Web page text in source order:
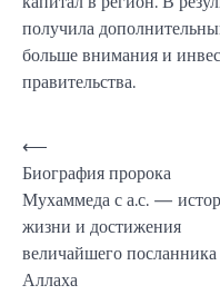
получила
больше внимания и
правительства.
Навигация
по
записям
⟵
Биография пророка
Мухаммеда с а.с. —
жизни и достижения
величайшего посланника
Аллаха